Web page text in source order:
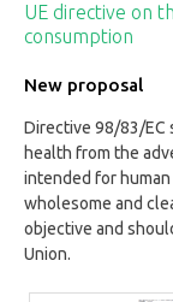
UE directive on
consumption
New proposal
Directive 98/83/EC
health from the
intended for
wholesome and
objective and
Union.